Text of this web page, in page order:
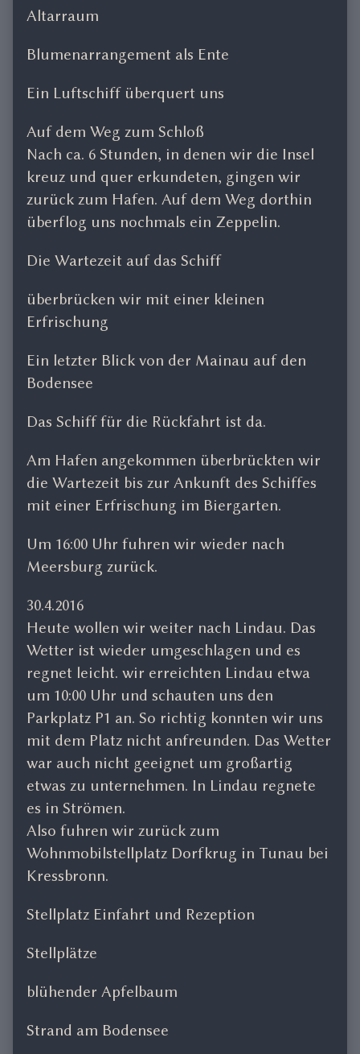
Altarraum
Blumenarrangement als Ente
Ein Luftschiff überquert uns
Auf dem Weg zum Schloß
Nach ca. 6 Stunden, in denen wir die Insel
kreuz und quer erkundeten, gingen wir
zurück zum Hafen. Auf dem Weg dorthin
überflog uns nochmals ein Zeppelin.
Die Wartezeit auf das Schiff
überbrücken wir mit einer kleinen
Erfrischung
Ein letzter Blick von der Mainau auf den
Bodensee
Das Schiff für die Rückfahrt ist da.
Am Hafen angekommen überbrückten wir
die Wartezeit bis zur Ankunft des Schiffes
mit einer Erfrischung im Biergarten.
Um 16:00 Uhr fuhren wir wieder nach
Meersburg zurück.
30.4.2016
Heute wollen wir weiter nach Lindau. Das
Wetter ist wieder umgeschlagen und es
regnet leicht. wir erreichten Lindau etwa
um 10:00 Uhr und schauten uns den
Parkplatz P1 an. So richtig konnten wir uns
mit dem Platz nicht anfreunden. Das Wetter
war auch nicht geeignet um großartig
etwas zu unternehmen. In Lindau regnete
es in Strömen.
Also fuhren wir zurück zum
Wohnmobilstellplatz Dorfkrug in Tunau bei
Kressbronn.
Stellplatz Einfahrt und Rezeption
Stellplätze
blühender Apfelbaum
Strand am Bodensee